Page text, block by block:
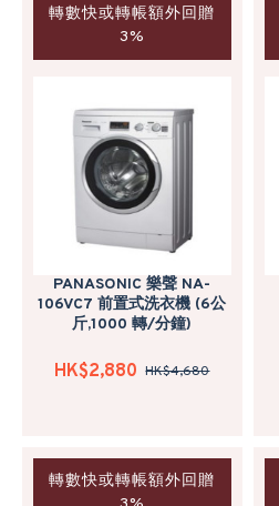
轉數快或轉帳額外回贈
3%
PANASONIC 樂聲 NA-
106VC7 前置式洗衣機 (6公
斤,1000 轉/分鐘)
HK$2,880 HK$4,680
轉數快或轉帳額外回贈